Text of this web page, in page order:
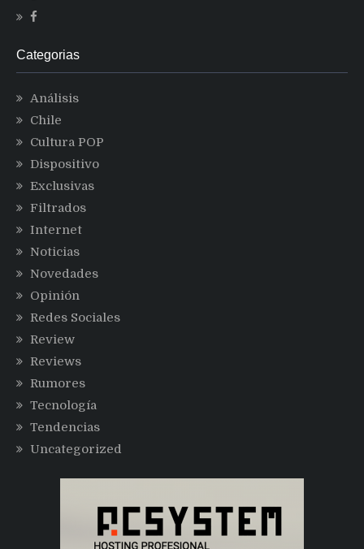
Categorias
Análisis
Chile
Cultura POP
Dispositivo
Exclusivas
Filtrados
Internet
Noticias
Novedades
Opinión
Redes Sociales
Review
Reviews
Rumores
Tecnología
Tendencias
Uncategorized